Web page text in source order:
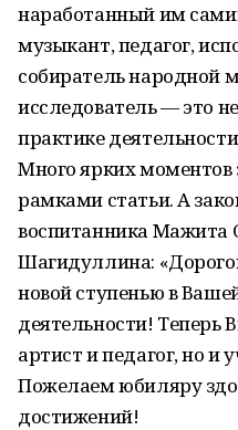
наработанный им
музыкант, педагог,
собиратель народной
исследователь — это
практике
Много ярких моментов
рамками статьи. А
воспитанника Мажита
Шагидуллина:
новой ступенью в
деятельности! Теперь
артист и педагог, но и
Пожелаем юбиляру
достижений!